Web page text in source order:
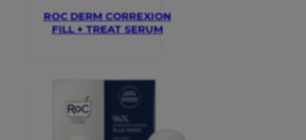
ROC DERM CORREXION
FILL + TREAT SERUM